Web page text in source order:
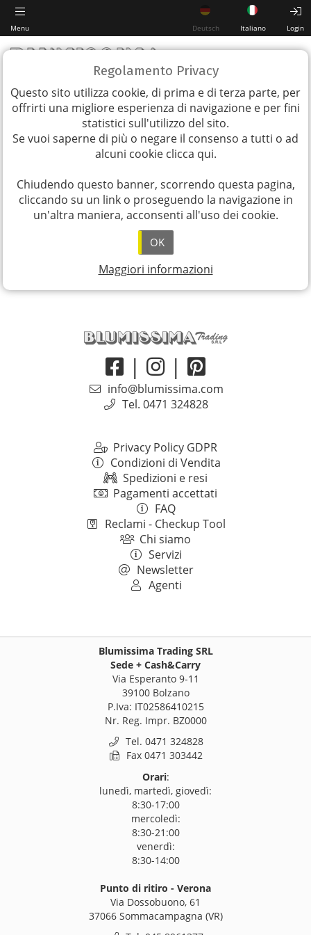
Regolamento Privacy
Questo sito utilizza cookie, di prima e di terza parte, per
offrirti una migliore esperienza di navigazione e per fini
statistici sull'utilizzo del sito.
Se vuoi saperne di più o negare il consenso a tutti o ad
alcuni cookie clicca qui.
Chiudendo questo banner, scorrendo questa pagina,
cliccando su un link o proseguendo la navigazione in
un'altra maniera, acconsenti all'uso dei cookie.
OK
Maggiori informazioni
Menu Deutsch Italiano Login
Download PDF
| |
info@blumissima.com
Tel. 0471 324828
Privacy Policy GDPR
Condizioni di Vendita
Spedizioni e resi
Pagamenti accettati
FAQ
Reclami - Checkup Tool
Chi siamo
Servizi
Newsletter
Agenti
Blumissima Trading SRL
Sede + Cash&Carry
Via Esperanto 9-11
39100 Bolzano
P.Iva: IT02586410215
Nr. Reg. Impr. BZ0000
Tel. 0471 324828
Fax 0471 303442
Orari:
lunedì, martedì, giovedì:
8:30-17:00
mercoledì:
8:30-21:00
venerdì:
8:30-14:00
Punto di ritiro - Verona
Via Dossobuono, 61
37066 Sommacampagna (VR)